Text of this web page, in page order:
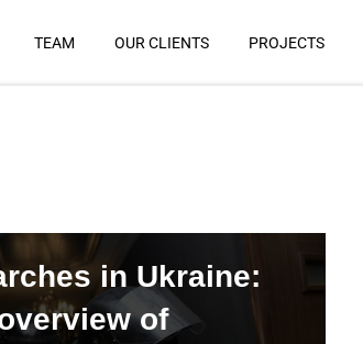
TEAM OUR CLIENTS PROJECTS
in Ukraine:
of